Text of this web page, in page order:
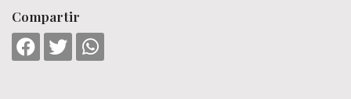
Compartir